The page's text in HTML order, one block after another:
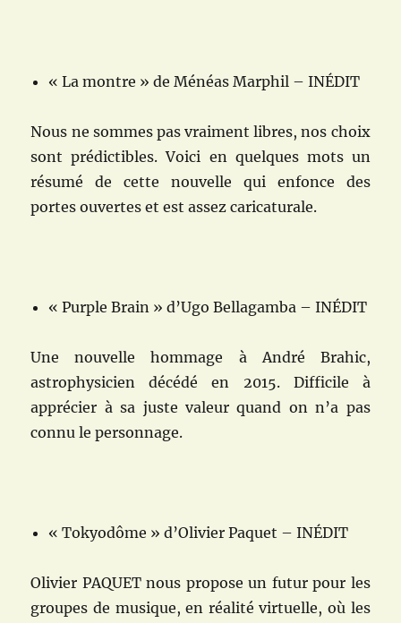
« La montre » de Ménéas Marphil – INÉDIT
Nous ne sommes pas vraiment libres, nos choix
sont prédictibles. Voici en quelques mots un
résumé de cette nouvelle qui enfonce des
portes ouvertes et est assez caricaturale.
« Purple Brain » d’Ugo Bellagamba – INÉDIT
Une nouvelle hommage à André Brahic,
astrophysicien décédé en 2015. Difficile à
apprécier à sa juste valeur quand on n’a pas
connu le personnage.
« Tokyodôme » d’Olivier Paquet – INÉDIT
Olivier PAQUET nous propose un futur pour les
groupes de musique, en réalité virtuelle, où les